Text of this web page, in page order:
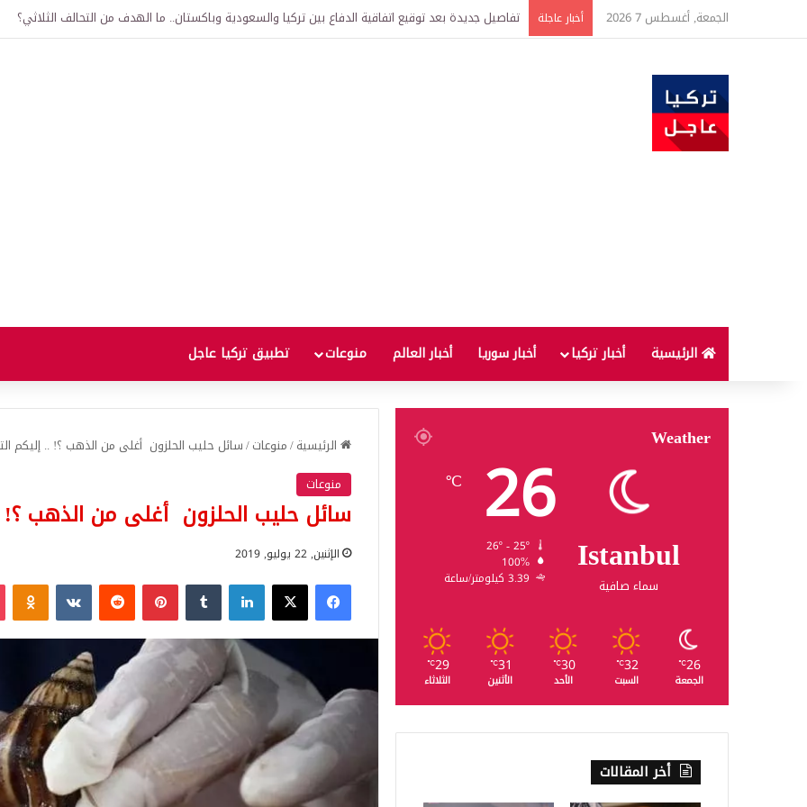
الجمعة, أغسطس 7 2026 أخبار عاجلة خبير اقتصادي يتوقع وصول غرام الذهب إلى 12 ألف ليرة.. متى يحدث ذلك؟
الرئيسية أخبار تركيا أخبار سوريا أخبار العالم منوعات تطبيق تركيا عاجل
الرئيسية/منوعات/سائل حليب الحلزون أغلى من الذهب ؟! .. إليكم
منوعات
سائل حليب الحلزون أغلى من الذهب ؟!
الإثنين, 22 يوليو, 2019
فيسبوك‫X لينكدإن بينتيريست
Weather
Istanbul
سماء صافية
26
℃
100%
3.39 كيلومتر/ساعة
26
℃
الجمعة
32
℃
السبت
30
℃
الأحد
31
℃
الأثنين
29
℃
الثلاثاء
أخر المقالات